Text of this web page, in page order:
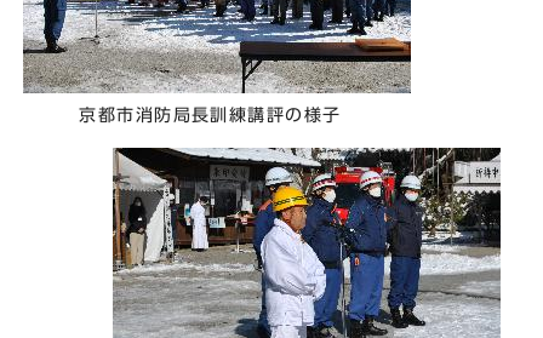
京都市消防局長訓練講評の様子